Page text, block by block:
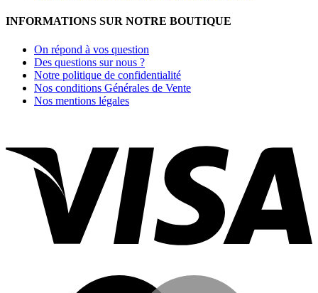
INFORMATIONS SUR NOTRE BOUTIQUE
On répond à vos question
Des questions sur nous ?
Notre politique de confidentialité
Nos conditions Générales de Vente
Nos mentions légales